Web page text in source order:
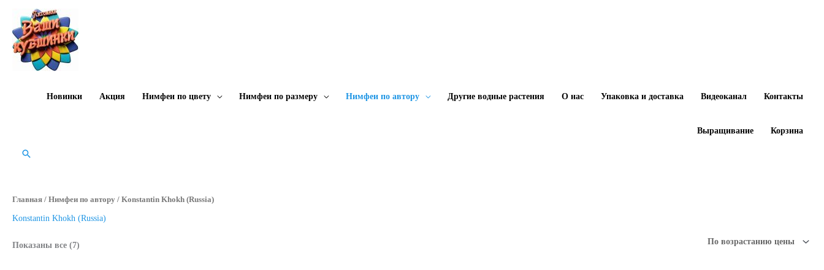
содержимому
Новинки Акция Нимфеи по цвету Нимфеи по размеру Нимфеи по автору Другие водные растения О нас Упаковка и доставка Видеоканал Контакты
Выращивание Корзина
Поиск
Главная / Нимфеи по автору / Konstantin Khokh (Russia)
Konstantin Khokh (Russia)
Показаны все (7)